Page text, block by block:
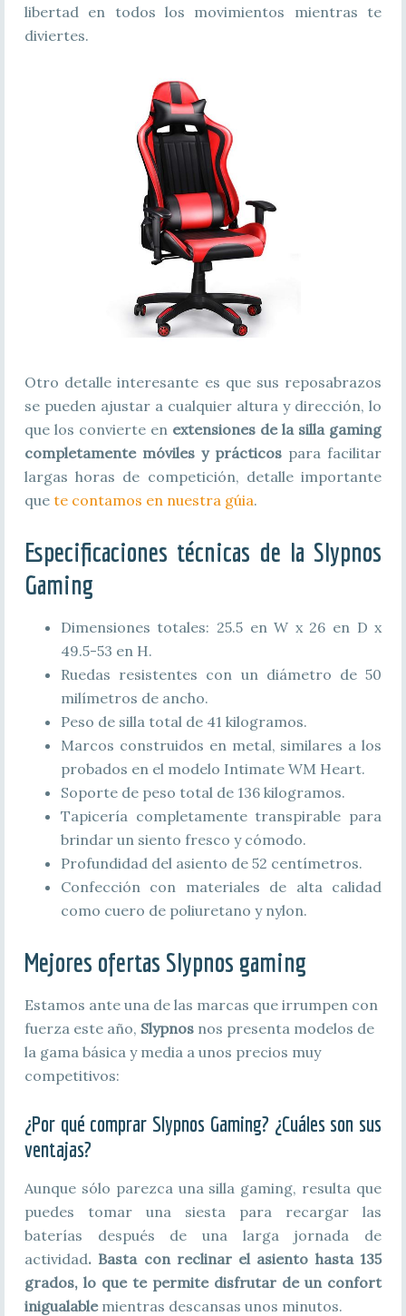
libertad en todos los movimientos mientras te
diviertes.
Otro detalle interesante es que sus reposabrazos
se pueden ajustar a cualquier altura y dirección, lo
que los convierte en extensiones de la silla gaming
completamente móviles y prácticos para facilitar
largas horas de competición, detalle importante
que te contamos en nuestra gúia.
Especificaciones técnicas de la Slypnos
Gaming
Dimensiones totales: 25.5 en W x 26 en D x
49.5-53 en H.
Ruedas resistentes con un diámetro de 50
milímetros de ancho.
Peso de silla total de 41 kilogramos.
Marcos construidos en metal, similares a los
probados en el modelo Intimate WM Heart.
Soporte de peso total de 136 kilogramos.
Tapicería completamente transpirable para
brindar un siento fresco y cómodo.
Profundidad del asiento de 52 centímetros.
Confección con materiales de alta calidad
como cuero de poliuretano y nylon.
Mejores ofertas Slypnos gaming
Estamos ante una de las marcas que irrumpen con
fuerza este año, Slypnosnos presenta modelos de
la gama básica y media a unos precios muy
competitivos:
¿Por qué comprar Slypnos Gaming? ¿Cuáles son sus
ventajas?
Aunque sólo parezca una silla gaming, resulta que
puedes tomar una siesta para recargar las
baterías después de una larga jornada de
actividad. Basta con reclinar el asiento hasta 135
grados, lo que te permite disfrutar de un confort
inigualablemientras descansas unos minutos.